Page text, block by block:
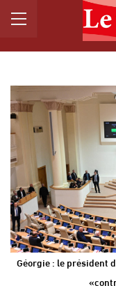
Géorgie : le président